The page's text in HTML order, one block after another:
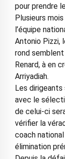
pour prendre
Plusieurs
l’équipe
Antonio Pizzi,
rond semblent
Renard, à en
Arriyadiah.
Les
avec le
de celui-ci
vérifier la
coach
élimination